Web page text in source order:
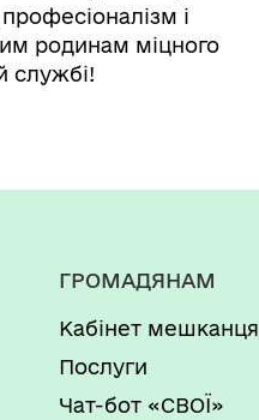
і
родинам міцного
службі!
ГРОМАДЯНАМ
Кабінет мешканця
Послуги
Чат-бот «СВОЇ»